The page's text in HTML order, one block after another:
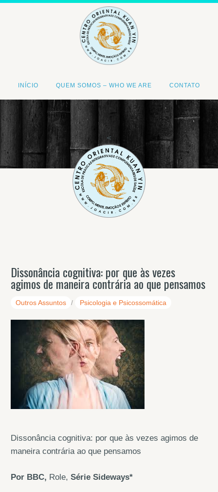
INÍCIO QUEM SOMOS – WHO WE ARE CONTATO
<
Dissonância cognitiva: por que às vezes
agimos de maneira contrária ao que pensamos
Outros Assuntos / Psicologia e Psicossomática
Dissonância cognitiva: por que às vezes agimos de
maneira contrária ao que pensamos
Por BBC, Role,Série Sideways*